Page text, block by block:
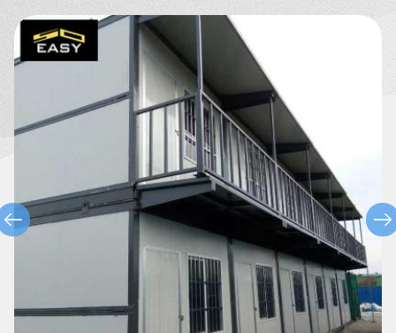
bloco plano, casa de contêineres expansíveis, vila de contêineres,
vila de aço, armazém de estrutura de aço, galpão de frango,
banheiro portátil, casa de guarda etc.